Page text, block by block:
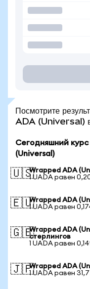
Посмотрите
ADA (Universal)
Сегодняшний
(Universal)
🇺🇸Wrapped ADA
1 UADA равен
🇪🇺Wrapped ADA
1 UADA равен
🇬🇧Wrapped ADA
стерлингов
1 UADA равен
🇯🇵Wrapped ADA
1 UADA равен